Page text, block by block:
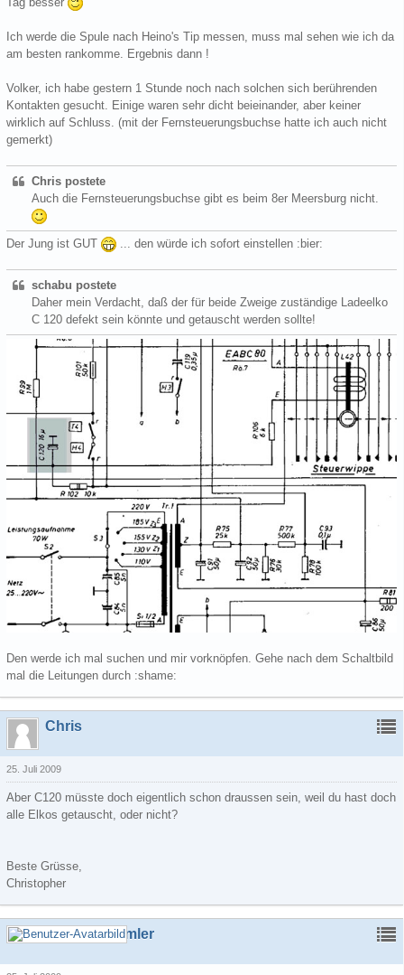
Ich werde die Spule nach Heino's Tip messen, muss mal sehen wie ich da
am besten rankomme. Ergebnis dann !
Volker, ich habe gestern 1 Stunde noch nach solchen sich berührenden
Kontakten gesucht. Einige waren sehr dicht beieinander, aber keiner
wirklich auf Schluss. (mit der Fernsteuerungsbuchse hatte ich auch nicht
gemerkt)
Chris postete
Auch die Fernsteuerungsbuchse gibt es beim 8er Meersburg nicht.
Der Jung ist GUT ... den würde ich sofort einstellen :bier:
schabu postete
Daher mein Verdacht, daß der für beide Zweige zuständige Ladeelko
C 120 defekt sein könnte und getauscht werden sollte!
Den werde ich mal suchen und mir vorknöpfen. Gehe nach dem Schaltbild
mal die Leitungen durch :shame:
Chris
25. Juli 2009
Aber C120 müsste doch eigentlich schon draussen sein, weil du hast doch
alle Elkos getauscht, oder nicht?
Beste Grüsse,
Christopher
Schrottsammler